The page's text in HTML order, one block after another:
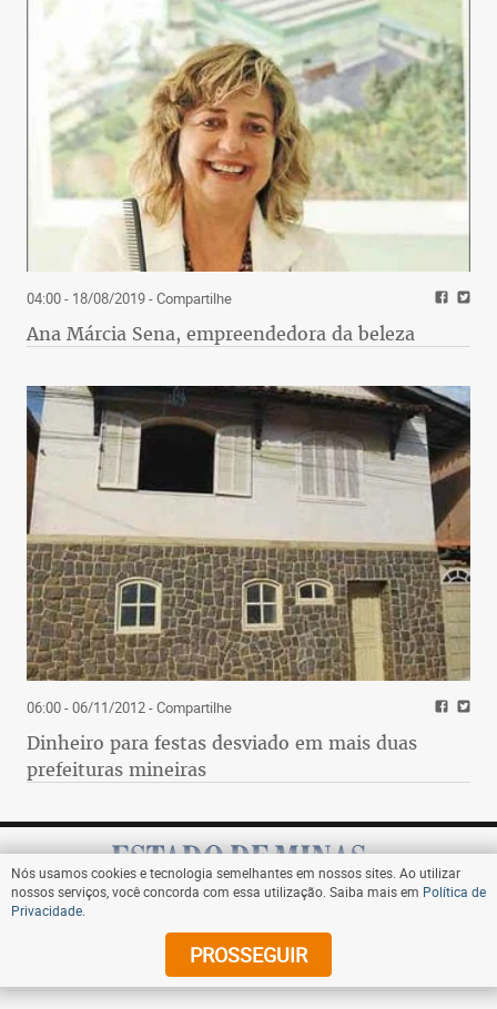
04:00 - 18/08/2019- Compartilhe
Ana Márcia Sena, empreendedora da beleza
06:00 - 06/11/2012- Compartilhe
Dinheiro para festas desviado em mais duas
prefeituras mineiras
Assine
Nós usamos cookies e tecnologia semelhantes em nossos sites. Ao utilizar
nossos serviços, você concorda com essa utilização. Saiba mais em Política de
Privacidade
PROSSEGUIR